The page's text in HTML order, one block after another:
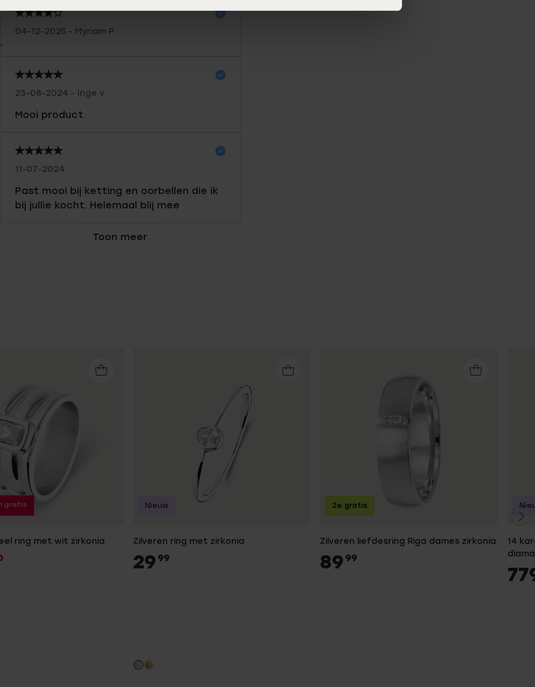
04-12-2025 - Myriam P.
23-08-2024 - Inge v.
Mooi product
11-07-2024
Past mooi bij ketting en oorbellen die ik
bij jullie kocht. Helemaal blij mee
Toon meer
ring met wit zirkonia
gratis
Zilveren ring met zirkonia
29 99
Nieuw
Zilveren liefdesring Riga dames zirkonia
89 99
2e gratis
14